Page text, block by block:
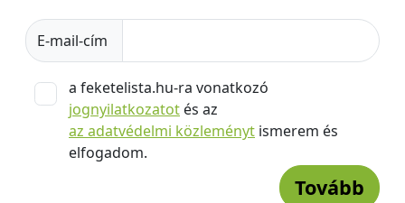
E-mail-cím
a feketelista.hu-ra vonatkozó
jognyilatkozatot és az
az adatvédelmi közleményt ismerem és
elfogadom.
Tovább